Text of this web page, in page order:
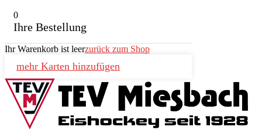
0
Ihre Bestellung
Ihr Warenkorb ist leerzurück zum Shop
mehr Karten hinzufügen